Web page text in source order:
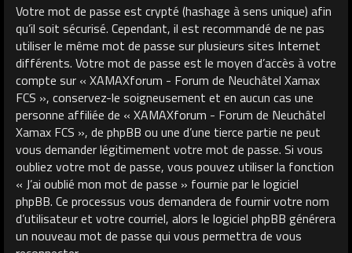
Votre mot de passe est crypté (hashage à sens unique) afin
qu’il soit sécurisé. Cependant, il est recommandé de ne pas
utiliser le même mot de passe sur plusieurs sites Internet
différents. Votre mot de passe est le moyen d’accès à votre
compte sur « XAMAXforum - Forum de Neuchâtel Xamax
FCS », conservez-le soigneusement et en aucun cas une
personne affiliée de « XAMAXforum - Forum de Neuchâtel
Xamax FCS », de phpBB ou une d’une tierce partie ne peut
vous demander légitimement votre mot de passe. Si vous
oubliez votre mot de passe, vous pouvez utiliser la fonction
« J’ai oublié mon mot de passe » fournie par le logiciel
phpBB. Ce processus vous demandera de fournir votre nom
d’utilisateur et votre courriel, alors le logiciel phpBB générera
un nouveau mot de passe qui vous permettra de vous